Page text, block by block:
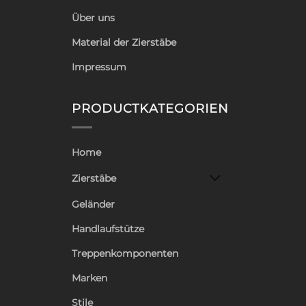
Über uns
Material der Zierstäbe
Impressum
PRODUCTKATEGORIEN
Home
Zierstäbe
Geländer
Handlaufstütze
Treppenkomponenten
Marken
Stile